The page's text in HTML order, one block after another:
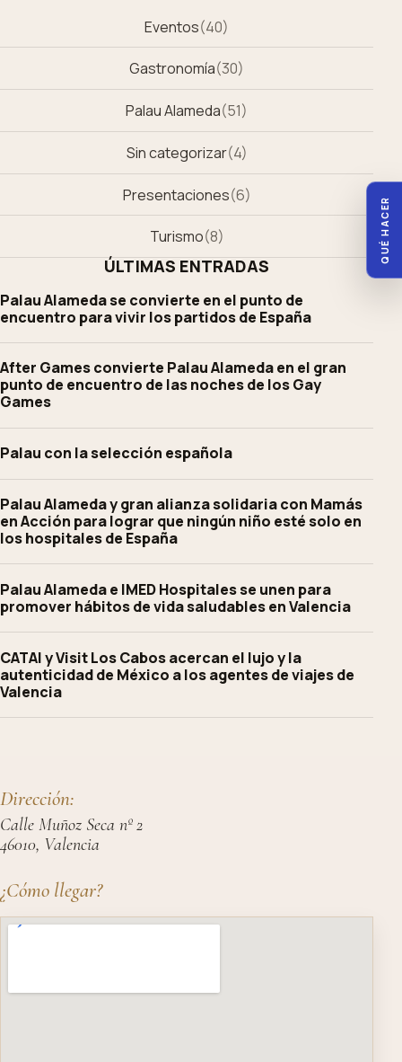
QUÉ HACER
Eventos(40)
Gastronomía(30)
Palau Alameda(51)
Sin categorizar(4)
Presentaciones(6)
Turismo(8)
ÚLTIMAS ENTRADAS
Palau Alameda se convierte en el punto de
encuentro para vivir los partidos de España
After Games convierte Palau Alameda en el gran
punto de encuentro de las noches de los Gay
Games
Palau con la selección española
Palau Alameda y gran alianza solidaria con Mamás
en Acción para lograr que ningún niño esté solo en
los hospitales de España
Palau Alameda e IMED Hospitales se unen para
promover hábitos de vida saludables en Valencia
CATAI y Visit Los Cabos acercan el lujo y la
autenticidad de México a los agentes de viajes de
Valencia
Dirección:
Calle Muñoz Seca nº 2
46010, Valencia
¿Cómo llegar?